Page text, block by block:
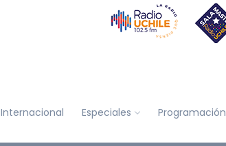
Internacional Especiales Programación